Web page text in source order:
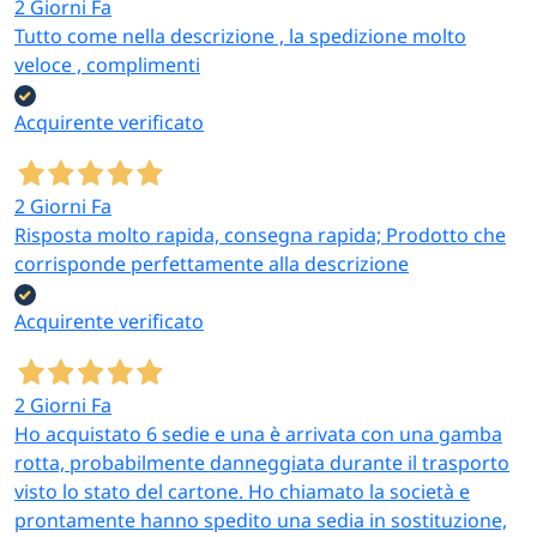
Separazione rapida tra
camera e bagno, tra
cucina e zona pranzo in
Modello PVC venature in
Cerchi altre soluzioni per ingressi, isolamento e
separazione ambienti?
fermaporte decorativi
sorella. Perzerbini fuori porta e tappeti cucina
antiscivolo
alla L3 affine. Perstufe elettriche, scaldasonno e
soluzioni di riscaldamento ausiliarioda abbinare alla
separazione di ambienti freddi visita la categoria
coordinata.
2 Giorni Fa
Tutto come nella descrizione , la spedizione molto
veloce , complimenti
Acquirente verificato
2 Giorni Fa
Risposta molto rapida, consegna rapida; Prodotto che
corrisponde perfettamente alla descrizione
Acquirente verificato
2 Giorni Fa
Ho acquistato 6 sedie e una è arrivata con una gamba
rotta, probabilmente danneggiata durante il trasporto
visto lo stato del cartone. Ho chiamato la società e
prontamente hanno spedito una sedia in sostituzione,